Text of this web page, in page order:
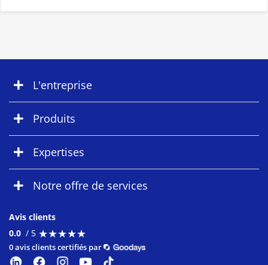
L'entreprise
Produits
Expertises
Notre offre de services
Avis clients
0.0 / 5 ★★★★★
★★★★★
0 avis clients certifiés par